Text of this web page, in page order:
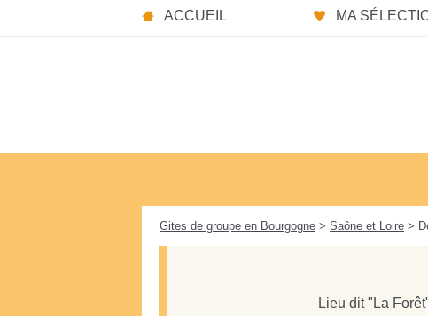
ACCUEIL MA
Gites de groupe en Bourgogne > Saône et Loire >
Lieu dit "La
Panneau de gestion des cookies